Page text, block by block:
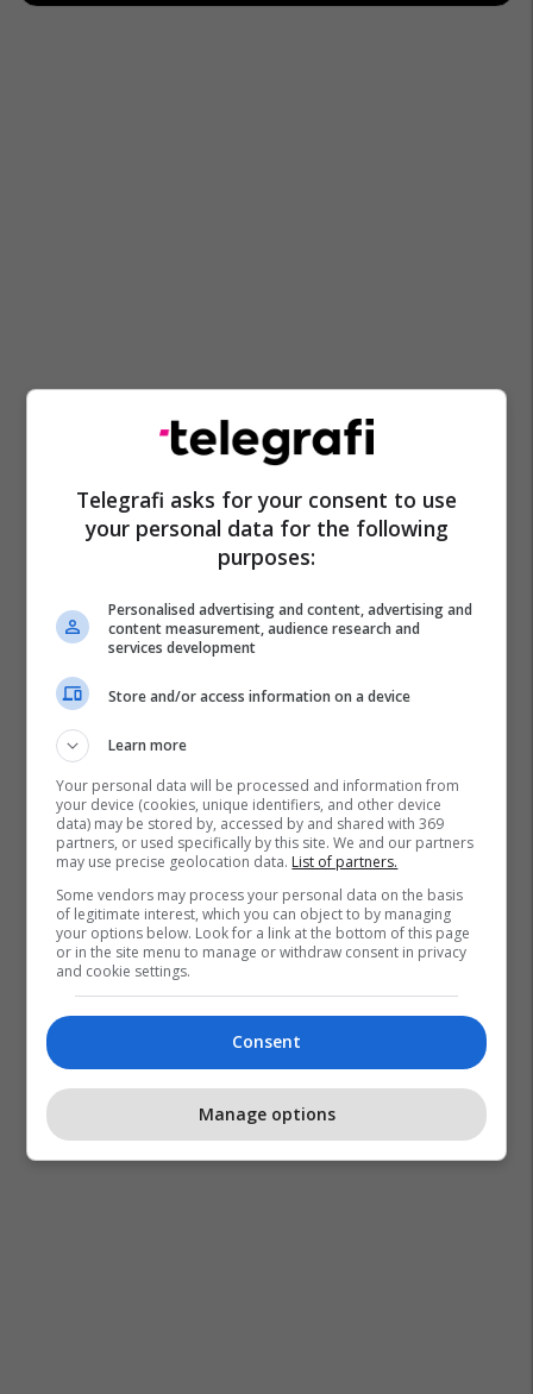
Telegrafi asks for your consent to use
your personal data for the following
purposes:
Personalised advertising and content, advertising and
content measurement, audience research and
services development
Store and/or access information on a device
Learn more
Your personal data will be processed and information from
your device (cookies, unique identifiers, and other device
data) may be stored by, accessed by and shared with 369
partners, or used specifically by this site. We and our partners
may use precise geolocation data. List of partners.
Some vendors may process your personal data on the basis
of legitimate interest, which you can object to by managing
your options below. Look for a link at the bottom of this page
or in the site menu to manage or withdraw consent in privacy
and cookie settings.
Consent
Manage options